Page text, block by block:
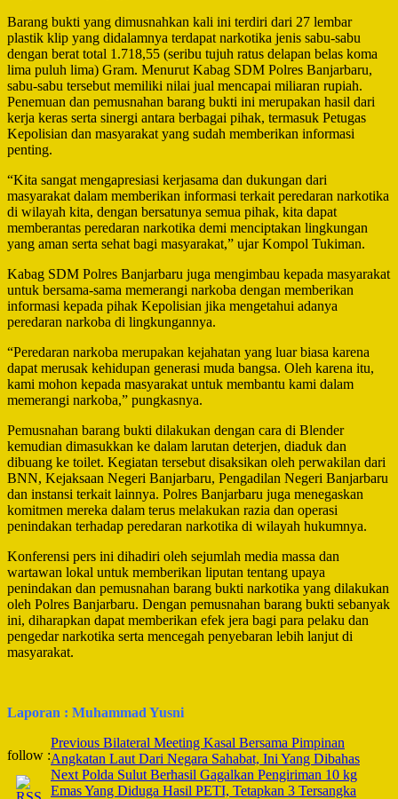
Barang bukti yang dimusnahkan kali ini terdiri dari 27 lembar
plastik klip yang didalamnya terdapat narkotika jenis sabu-sabu
dengan berat total 1.718,55 (seribu tujuh ratus delapan belas koma
lima puluh lima) Gram. Menurut Kabag SDM Polres Banjarbaru,
sabu-sabu tersebut memiliki nilai jual mencapai miliaran rupiah.
Penemuan dan pemusnahan barang bukti ini merupakan hasil dari
kerja keras serta sinergi antara berbagai pihak, termasuk Petugas
Kepolisian dan masyarakat yang sudah memberikan informasi
penting.
“Kita sangat mengapresiasi kerjasama dan dukungan dari
masyarakat dalam memberikan informasi terkait peredaran narkotika
di wilayah kita, dengan bersatunya semua pihak, kita dapat
memberantas peredaran narkotika demi menciptakan lingkungan
yang aman serta sehat bagi masyarakat,” ujar Kompol Tukiman.
Kabag SDM Polres Banjarbaru juga mengimbau kepada masyarakat
untuk bersama-sama memerangi narkoba dengan memberikan
informasi kepada pihak Kepolisian jika mengetahui adanya
peredaran narkoba di lingkungannya.
“Peredaran narkoba merupakan kejahatan yang luar biasa karena
dapat merusak kehidupan generasi muda bangsa. Oleh karena itu,
kami mohon kepada masyarakat untuk membantu kami dalam
memerangi narkoba,” pungkasnya.
Pemusnahan barang bukti dilakukan dengan cara di Blender
kemudian dimasukkan ke dalam larutan deterjen, diaduk dan
dibuang ke toilet. Kegiatan tersebut disaksikan oleh perwakilan dari
BNN, Kejaksaan Negeri Banjarbaru, Pengadilan Negeri Banjarbaru
dan instansi terkait lainnya. Polres Banjarbaru juga menegaskan
komitmen mereka dalam terus melakukan razia dan operasi
penindakan terhadap peredaran narkotika di wilayah hukumnya.
Konferensi pers ini dihadiri oleh sejumlah media massa dan
wartawan lokal untuk memberikan liputan tentang upaya
penindakan dan pemusnahan barang bukti narkotika yang dilakukan
oleh Polres Banjarbaru. Dengan pemusnahan barang bukti sebanyak
ini, diharapkan dapat memberikan efek jera bagi para pelaku dan
pengedar narkotika serta mencegah penyebaran lebih lanjut di
masyarakat.
Laporan : Muhammad Yusni
follow :
Post
Navigation
Previous Bilateral Meeting Kasal Bersama Pimpinan
Angkatan Laut Dari Negara Sahabat, Ini Yang Dibahas
Next Polda Sulut Berhasil Gagalkan Pengiriman 10 kg
Emas Yang Diduga Hasil PETI, Tetapkan 3 Tersangka